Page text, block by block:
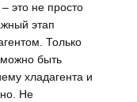
это не просто
этап
Только
быть
хладагента и
Не